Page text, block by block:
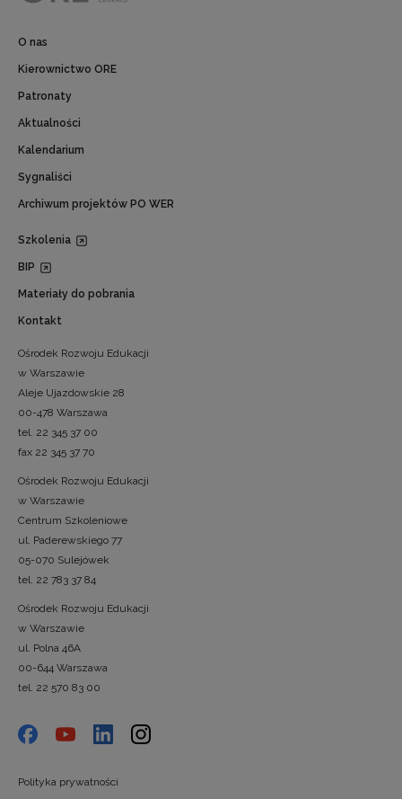
O nas
Kierownictwo ORE
Patronaty
Aktualności
Kalendarium
Sygnaliści
Archiwum projektów PO WER
Szkolenia
BIP
Materiały do pobrania
Kontakt
Ośrodek Rozwoju Edukacji
w Warszawie
Aleje Ujazdowskie 28
00-478 Warszawa
tel. 22 345 37 00
fax 22 345 37 70
Ośrodek Rozwoju Edukacji
w Warszawie
Centrum Szkoleniowe
ul. Paderewskiego 77
05-070 Sulejówek
tel. 22 783 37 84
Ośrodek Rozwoju Edukacji
w Warszawie
ul. Polna 46A
00-644 Warszawa
tel. 22 570 83 00
Polityka prywatności